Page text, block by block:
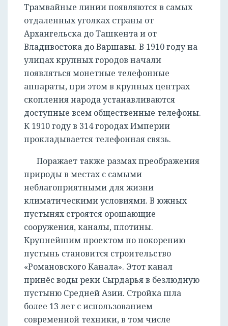
Трамвайные линии появляются в самых
отдаленных уголках страны от
Архангельска до Ташкента и от
Владивостока до Варшавы. В 1910 году на
улицах крупных городов начали
появляться монетные телефонные
аппараты, при этом в крупных центрах
скопления народа устанавливаются
доступные всем общественные телефоны.
К 1910 году в 314 городах Империи
прокладывается телефонная связь.
Поражает также размах преображения
природы в местах с самыми
неблагоприятными для жизни
климатическими условиями. В южных
пустынях строятся орошающие
сооружения, каналы, плотины.
Крупнейшим проектом по покорению
пустынь становится строительство
«Романовского Канала». Этот канал
принёс воды реки Сырдарья в безлюдную
пустыню Средней Азии. Стройка шла
более 13 лет с использованием
современной техники, в том числе
РЕГИСТРАЦИЯ